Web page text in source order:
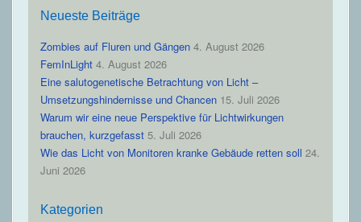
Neueste Beiträge
Zombies auf Fluren und Gängen 4. August 2026
FemInLight 4. August 2026
Eine salutogenetische Betrachtung von Licht –
Umsetzungshindernisse und Chancen 15. Juli 2026
Warum wir eine neue Perspektive für Lichtwirkungen
brauchen, kurzgefasst 5. Juli 2026
Wie das Licht von Monitoren kranke Gebäude retten soll 24.
Juni 2026
Kategorien